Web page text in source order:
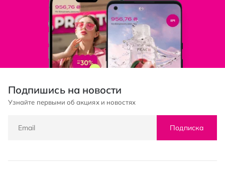
Подпишись на новости
Узнайте первыми об акциях и новостях
Подписка